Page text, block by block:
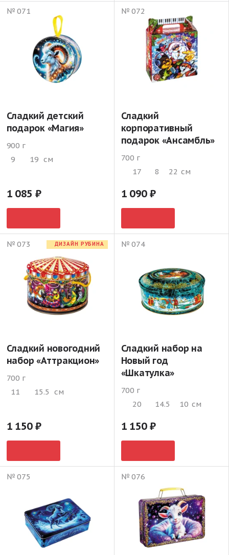
№ 071
Сладкий детский
подарок «Магия»
900 г
9
19 см
1 085
№ 072
Сладкий
корпоративный
подарок «Ансамбль»
700 г
17
8 22 см
1 090
№ 073 ДИЗАЙН РУБИНА
Сладкий новогодний
набор «Аттракцион»
700 г
11
15.5 см
1 150
№ 074
Сладкий набор на
Новый год
«Шкатулка»
700 г
20
14.5 10 см
1 150
№ 075 № 076